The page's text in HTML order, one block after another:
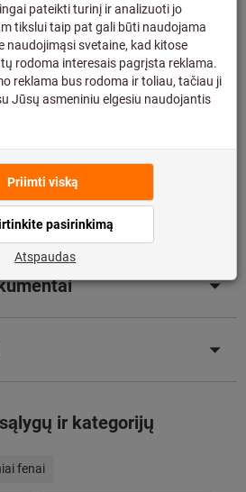
rasite čia:
fenai
Prekinis ženklas: STEINEL®
ir kategorijų
fenai